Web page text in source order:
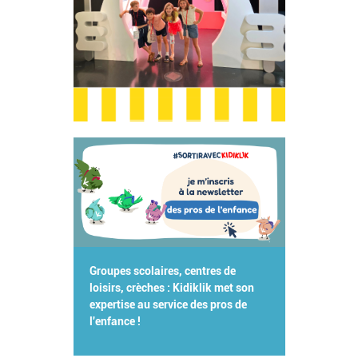
Groupes scolaires, centres de
loisirs, crèches : Kidiklik met son
expertise au service des pros de
l'enfance !